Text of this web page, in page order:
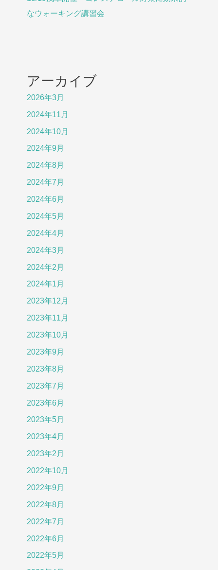
なウォーキング講習会
アーカイブ
2026年3月
2024年11月
2024年10月
2024年9月
2024年8月
2024年7月
2024年6月
2024年5月
2024年4月
2024年3月
2024年2月
2024年1月
2023年12月
2023年11月
2023年10月
2023年9月
2023年8月
2023年7月
2023年6月
2023年5月
2023年4月
2023年2月
2022年10月
2022年9月
2022年8月
2022年7月
2022年6月
2022年5月